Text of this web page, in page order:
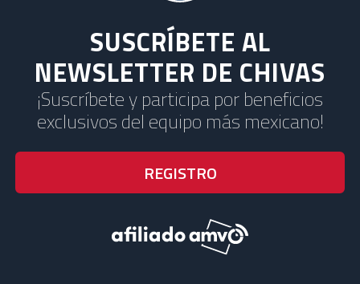
SUSCRÍBETE AL
NEWSLETTER DE CHIVAS
¡Suscríbete y participa por beneficios
exclusivos del equipo más mexicano!